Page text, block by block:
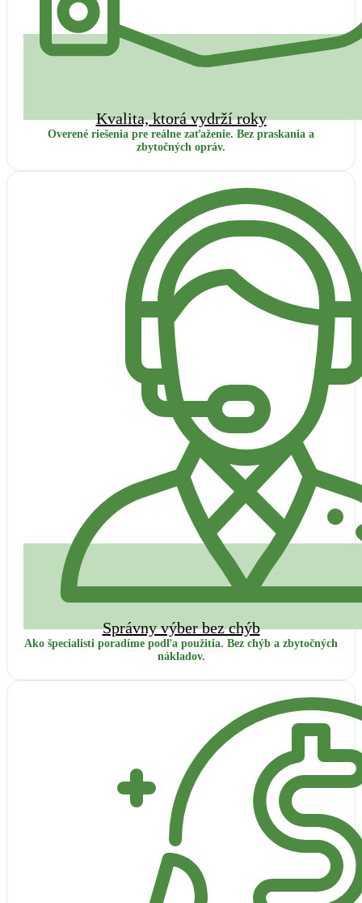
Kvalita, ktorá vydrží roky
Overené riešenia pre reálne zaťaženie. Bez praskania a
zbytočných opráv.
Správny výber bez chýb
Ako špecialisti poradíme podľa použitia. Bez chýb a zbytočných
nákladov.